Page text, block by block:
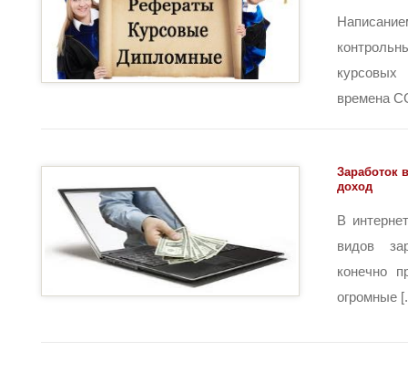
времена
Заработок
доход
В
видов
конечно
огромные